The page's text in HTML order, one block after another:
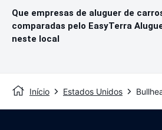
Que empresas de aluguer de
comparadas pelo EasyTerra
neste local
Início Estados Unidos